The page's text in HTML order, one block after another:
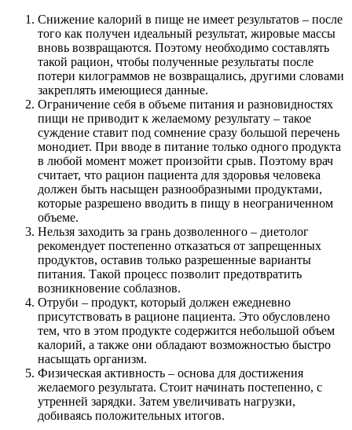
Снижение калорий в пище не имеет результатов – после
того как получен идеальный результат, жировые массы
вновь возвращаются. Поэтому необходимо составлять
такой рацион, чтобы полученные результаты после
потери килограммов не возвращались, другими словами
закреплять имеющиеся данные.
Ограничение себя в объеме питания и разновидностях
пищи не приводит к желаемому результату – такое
суждение ставит под сомнение сразу большой перечень
монодиет. При вводе в питание только одного продукта
в любой момент может произойти срыв. Поэтому врач
считает, что рацион пациента для здоровья человека
должен быть насыщен разнообразными продуктами,
которые разрешено вводить в пищу в неограниченном
объеме.
Нельзя заходить за грань дозволенного – диетолог
рекомендует постепенно отказаться от запрещенных
продуктов, оставив только разрешенные варианты
питания. Такой процесс позволит предотвратить
возникновение соблазнов.
Отруби – продукт, который должен ежедневно
присутствовать в рационе пациента. Это обусловлено
тем, что в этом продукте содержится небольшой объем
калорий, а также они обладают возможностью быстро
насыщать организм.
Физическая активность – основа для достижения
желаемого результата. Стоит начинать постепенно, с
утренней зарядки. Затем увеличивать нагрузки,
добиваясь положительных итогов.